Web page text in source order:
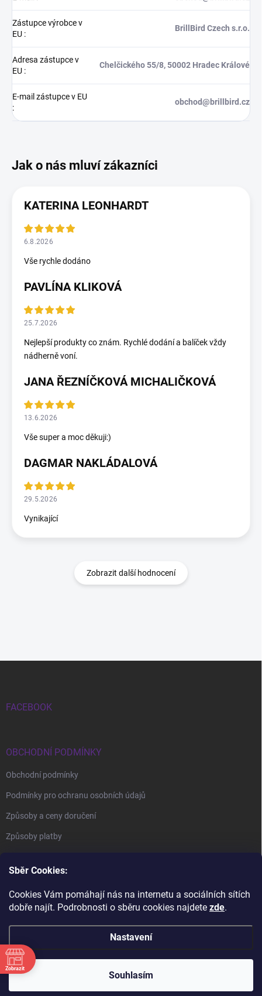
Sběr Cookies:
Cookies Vám pomáhají nás na internetu a sociálních sítích
dobře najít. Podrobnosti o sběru cookies najdete zde.
Nastavení
Souhlasím
Zástupce výrobce v
EU :
BrillBird Czech s.r.o.
Adresa zástupce v
EU :
Chelčického 55/8, 50002 Hradec Králové
E-mail zástupce v EU
:
obchod@brillbird.cz
KATERINA LEONHARDT
6.8.2026
Vše rychle dodáno
PAVLÍNA KLIKOVÁ
25.7.2026
Nejlepší produkty co znám. Rychlé dodání a balíček vždy
nádherně voní.
JANA ŘEZNÍČKOVÁ MICHALIČKOVÁ
13.6.2026
Vše super a moc děkuji:)
DAGMAR NAKLÁDALOVÁ
29.5.2026
Vynikající
Zobrazit další hodnocení
FACEBOOK
OBCHODNÍ PODMÍNKY
Obchodní podmínky
Podmínky pro ochranu osobních údajů
Způsoby a ceny doručení
Způsoby platby
BrillBird Academy Nehtové Kurzy Hradec - profesní kurzy
BrillBird Czech . Všechna práva vyhrazena.
Zobrazit